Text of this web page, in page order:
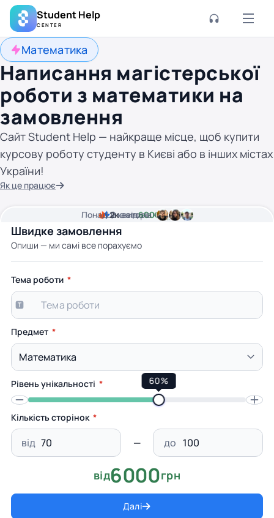
Student Help
CENTER
Математика
Написання магістерської
роботи з математики на
замовлення
Сайт Student Help — найкраще місце, щоб купити
курсову роботу студенту в Києві або в інших містах
України!
Як це працює
Швидке замовлення
Опиши — ми самі все порахуємо
2хвилини часу
Ціна від6000 грн
Понад2кавторів
Тема роботи
Предмет
Рівень унікальності 60%
Кількість сторінок
від до
від6000грн
Далі